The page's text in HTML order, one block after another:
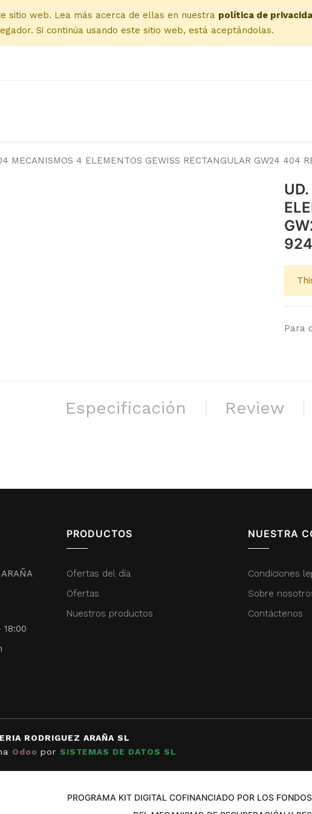
sitio web. Lea más acerca de ellas en nuestra política de
Si continúa usando este sitio web, está aceptándolas.
MECANISMOS 4 ELEMENTOS GEWISS RECTANGULAR GW24 404
Para
Especificación Review
PRODUCTOS
Ofertas del día
Ofertas
Nuestros productos
NUESTRA
Condiciones
Sobre
Contáctenos
RODRIGUEZ ARAÑA SL
Odoo por SISTEMAS DE DATOS SL
PROGRAMA KIT DIGITAL COFINANCIADO POR LOS